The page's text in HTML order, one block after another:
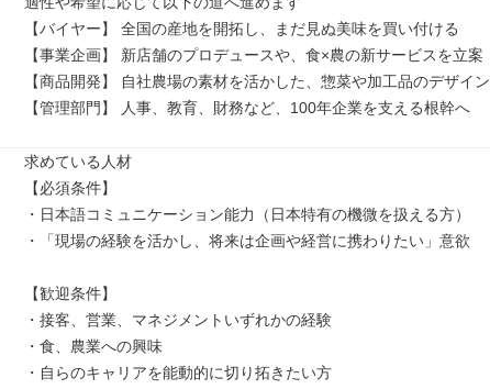
【バイヤー】 全国の産地を開拓し、まだ見ぬ美味を買い付ける
【事業企画】 新店舗のプロデュースや、食×農の新サービスを立案
【商品開発】 自社農場の素材を活かした、惣菜や加工品のデザイン
【管理部門】 人事、教育、財務など、100年企業を支える根幹へ
求めている人材
【必須条件】
・日本語コミュニケーション能力（日本特有の機微を扱える方）
・「現場の経験を活かし、将来は企画や経営に携わりたい」意欲
【歓迎条件】
・接客、営業、マネジメントいずれかの経験
・食、農業への興味
・自らのキャリアを能動的に切り拓きたい方